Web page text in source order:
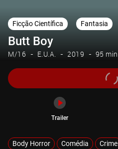
Ficção Científica Fantasia
Butt Boy
M/16 E.U.A. 2019 95 min
Trailer
Body Horror Comédia Crime